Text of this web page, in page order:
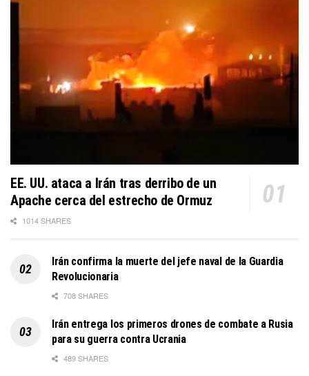
EE. UU. ataca a Irán tras derribo de un
Apache cerca del estrecho de Ormuz
1014 SHARES
Irán confirma la muerte del jefe naval de la Guardia
Revolucionaria
708 SHARES
Irán entrega los primeros drones de combate a Rusia
para su guerra contra Ucrania
489 SHARES